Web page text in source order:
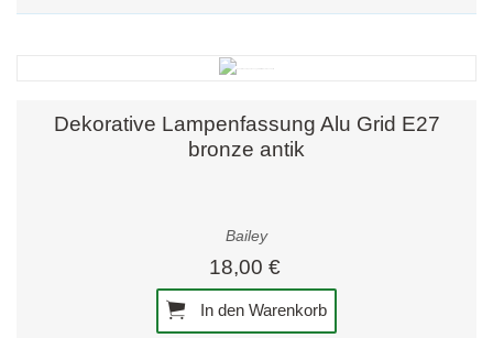
Dekorative Lampenfassung Alu Grid E27
bronze antik
Bailey
18,00 €
In den Warenkorb